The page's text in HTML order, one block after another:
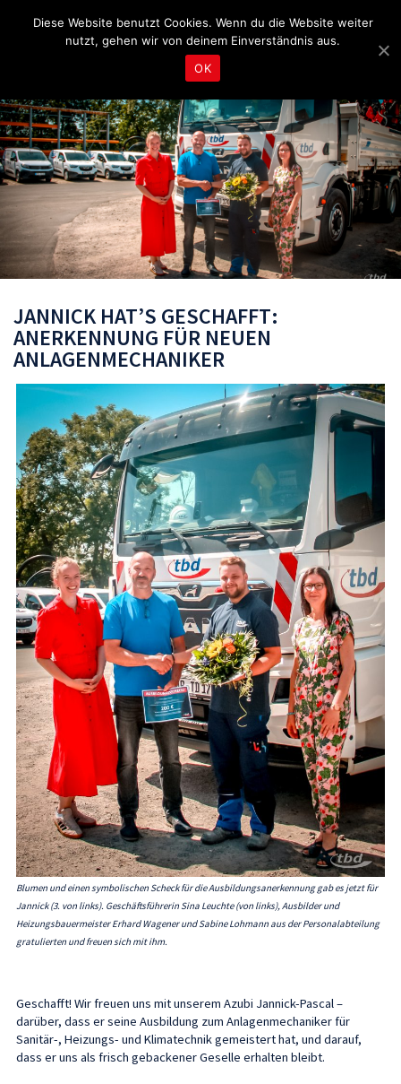
JANNICK HAT’S GESCHAFFT:
ANERKENNUNG FÜR NEUEN
ANLAGENMECHANIKER
Blumen und einen symbolischen Scheck für die Ausbildungsanerkennung gab es jetzt für
Jannick (3. von links). Geschäftsführerin Sina Leuchte (von links), Ausbilder und
Heizungsbauermeister Erhard Wagener und Sabine Lohmann aus der Personalabteilung
gratulierten und freuen sich mit ihm.
Geschafft! Wir freuen uns mit unserem Azubi Jannick-Pascal –
darüber, dass er seine Ausbildung zum Anlagenmechaniker für
Sanitär-, Heizungs- und Klimatechnik gemeistert hat, und darauf,
dass er uns als frisch gebackener Geselle erhalten bleibt.
Diese Website benutzt Cookies. Wenn du die Website weiter
nutzt, gehen wir von deinem Einverständnis aus.
OK